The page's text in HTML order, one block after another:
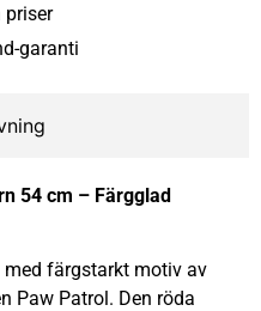
priser
garanti
54 cm – Färgglad
med färgstarkt motiv av
Paw Patrol. Den röda